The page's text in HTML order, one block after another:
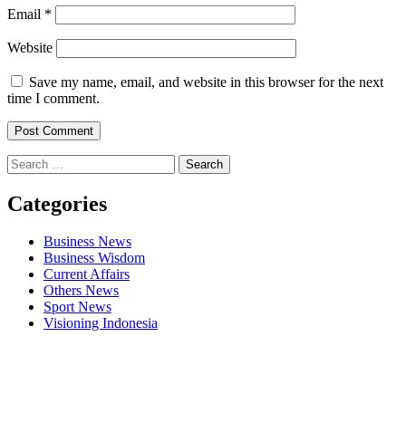
Email *
Website
Save my name, email, and website in this browser for the next
time I comment.
Search
for:
Categories
Business News
Business Wisdom
Current Affairs
Others News
Sport News
Visioning Indonesia